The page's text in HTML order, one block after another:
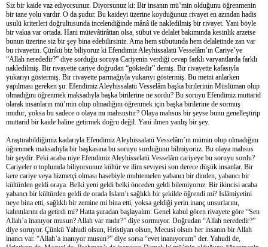
Siz bir kaide vaz ediyorsunuz. Diyorsunuz ki: Bir insanın mü’min olduğunu öğrenmenin
bir tane yolu vardır. O da şudur. Bu kaideyi üzerine koyduğunuz rivayet en azından hadis
usulü kriterleri doğrultusunda incelendiğinde mânâ ile nakledilmiş bir rivayet. Yani böyle
bir vakıa var ortada. Hani mütevâtirâttan olsa, sübut ve delalet bakımında kesinlik arzetse
bunun üzerine siz bir şey bina edebilirsiniz. Ama hem sübutunda hem delaletinde zan var
bu rivayetin. Çünkü biz biliyoruz ki Efendimiz Aleyhissalatü Vesselâm’ın Cariye’ye
“Allah nerededir?” diye sorduğu soruya Cariyenin verdiği cevap farklı varyantlarda farklı
nakledilmiş. Bir rivayette cariye doğrudan “göktedir” demiş. Bir rivayette kafasıyla
yukarıyı göstermiş. Bir rivayette parmağıyla yukarıyı göstermiş. Bu metni anlarken
yapılması gereken şu: Efendimiz Aleyhissalatü Vesselâm başka birilerinin Müslüman olup
olmadığını öğrenmek maksadıyla başka birilerine ne sordu? Bu soruyu Efendimiz muttarid
olarak insanların mü’min olup olmadığını öğrenmek için başka birilerine de sormuş
mudur, yoksa bu sadece o olaya mı mahsustur? Olaya mahsus bir şeyse bunu genelleştirip
muttarid bir kaide haline getirmek doğru değil. Yani ilmen yanlış bir şey.
Araştırabildiğimiz kadarıyla Efendimiz Aleyhissalatü Vesselâm’ın mümin olup olmadığını
öğrenmek maksadıyla bir başkasına bu soruyu sorduğunu bilmiyoruz. Bu olaya mahsus
bir şeydir. Peki acaba niye Efendimiz Aleyhisselatü Vesselâm cariyeye bu soruyu sordu?
Cariyeler o toplumda biliyorsunuz kültür ve ilim seviyesi son derece düşük insanlar. Bir
kere cariye veya hizmetçi olması hasebiyle muhtemelen yabancı bir dinden, yabancı bir
kültürden geldi oraya. Belki yeni geldi belki önceden geldi bilemiyoruz. Bir ikincisi acaba
yabancı bir kültürden geldi de orada İslam’ı sağlıklı bir şekilde öğrendi mi? İslâmiyetini
neye bina etti, sağlıklı bir zemine mi bina etti, yoksa geldiği yerin inanç unsurlarını,
kalıntılarını da getirdi mi? Hatta şuradan başlayalım: Genel kabul gören rivayete göre “Sen
Allah’a inanıyor musun? Allah var mıdır?” diye sormuyor. Doğrudan “Allah nerededir?”
diye soruyor. Çünkü Yahudi olsun, Hristiyan olsun, Mecusi olsun her insanın bir Allah
inancı var. “Allah’a inanıyor musun?” diye sorsa “evet inanıyorum” der. Yahudi de,